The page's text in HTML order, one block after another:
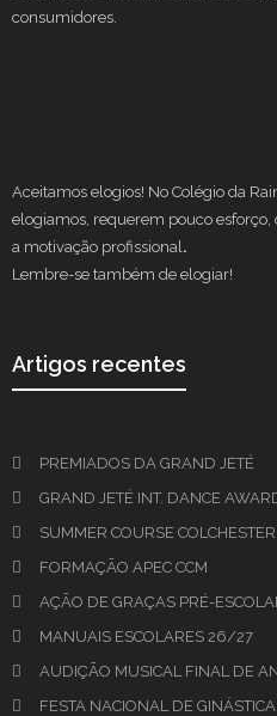
consumidores.
Aceitamos elogios! No Colégio da
elogiamos, requerem pouco
a motivação profissional.
Lembre-se também de elogiar!
Artigos recentes
PREMIADOS DA GRAND JETÉ
GRAND JETÉ INT. DANCE
SUMMER COURSE
FORMAÇÃO APEC CCM
AÇÃO DE GRAÇAS PRÉ-
MANUAIS ESCOLARES 26/27
AUDIÇÃO MUSICAL FINAL DE
FESTA NACIONAL DE GINÁSTICA